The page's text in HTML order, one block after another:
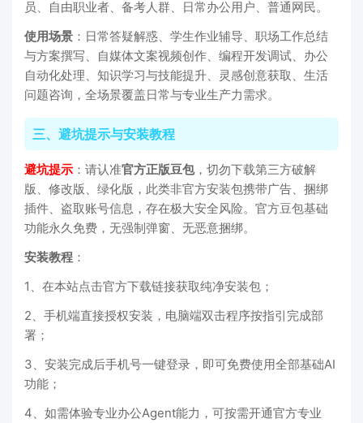
员、自由职业者、备考人群、日常办公用户、普通网民。
使用场景 ：日常答疑解惑、学生作业辅导、职场工作总结
与方案撰写、自媒体文案视频创作、编程开发调试、办公
自动化处理、知识学习与技能提升、灵感创意获取、生活
问题咨询，全场景覆盖日常与专业生产力需求。
三、避坑提示与安装教程
避坑提示 ：请认准官方正版豆包，切勿下载第三方破解
版、修改版、绿化版，此类非官方安装包携带广告、捆绑
插件、盗取账号信息，存在极大安全风险。官方豆包基础
功能永久免费，无强制弹窗、无恶意捆绑。
安装教程 ：
1、在本站点击官方下载链接获取纯净安装包；
2、手机端直接授权安装，电脑端双击程序按指引完成部
署；
3、安装完成后手机号一键登录，即可免费使用全部基础AI
功能；
4、如需体验专业办公Agent能力，可按需开通官方专业